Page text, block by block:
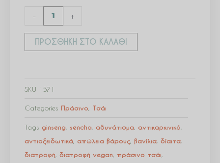
- +
ΠΡΟΣΘΉΚΗ ΣΤΟ ΚΑΛΆΘΙ
SKU 1571
Categories Πράσινο Τσάι
Tags ginseng sencha αδυνάτισμα αντικαρκινικό
αντιοξειδωτικά απώλεια βάρους βανίλια δίαιτα
διατροφή διατροφή vegan πράσινο τσάι